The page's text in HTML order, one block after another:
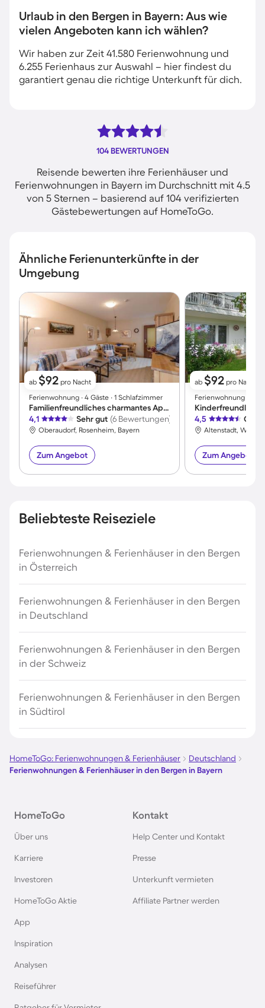
Urlaub in den Bergen in Bayern: Aus wie
vielen Angeboten kann ich wählen?
Wir haben zur Zeit 41.580 Ferienwohnung und
6.255 Ferienhaus zur Auswahl – hier findest du
garantiert genau die richtige Unterkunft für dich.
104 BEWERTUNGEN
Reisende bewerten ihre Ferienhäuser und
Ferienwohnungen in Bayern im Durchschnitt mit 4.5
von 5 Sternen – basierend auf 104 verifizierten
Gästebewertungen auf HomeToGo.
Ähnliche Ferienunterkünfte in der
Umgebung
ab $92 pro Nacht
Ferienwohnung ∙ 4 Gäste ∙ 1 Schlafzimmer
Familienfreundliches charmantes Apartment mit Sauna | Bergblick | Haustiere sind willkommen
4,1
Sehr gut (6 Bewertungen)
Oberaudorf, Rosenheim, Bayern
Zum Angebot
ab $92 pro Nacht
Ferienwohnung ∙ 3
4,5
Altenstadt,
Zum Angebot
Beliebteste Reiseziele
Ferienwohnungen & Ferienhäuser in den Bergen
in Österreich
Ferienwohnungen & Ferienhäuser in den Bergen
in Deutschland
Ferienwohnungen & Ferienhäuser in den Bergen
in der Schweiz
Ferienwohnungen & Ferienhäuser in den Bergen
in Südtirol
HomeToGo: Ferienwohnungen & Ferienhäuser
Deutschland
Ferienwohnungen & Ferienhäuser in den Bergen in Bayern
HomeToGo
Über uns
Karriere
Investoren
HomeToGo Aktie
App
Inspiration
Analysen
Reiseführer
Kontakt
Help Center und Kontakt
Presse
Unterkunft vermieten
Affiliate Partner werden